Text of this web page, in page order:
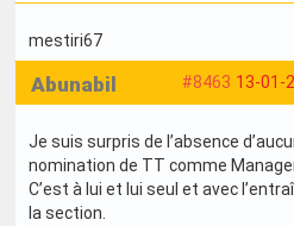
mestiri67
#8463 13-01-
Abunabil
Je suis surpris de l’absence
nomination de TT comme Manager
C’est à lui et lui seul et avec
la section.